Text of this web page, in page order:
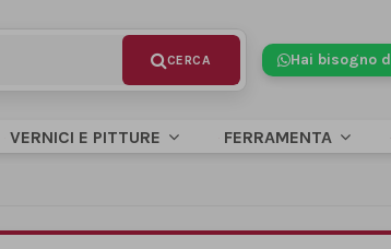
Hai bisogno
VERNICI E PITTURE FERRAMENTA